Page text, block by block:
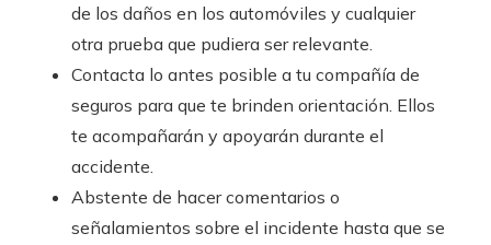
de los daños en los automóviles y cualquier
otra prueba que pudiera ser relevante.
Contacta lo antes posible a tu compañía de
seguros para que te brinden orientación. Ellos
te acompañarán y apoyarán durante el
accidente.
Abstente de hacer comentarios o
señalamientos sobre el incidente hasta que se